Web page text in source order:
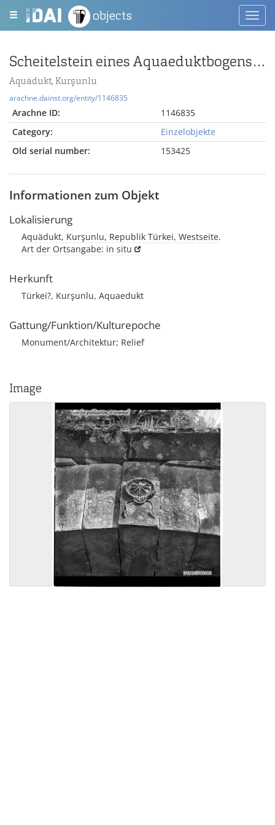
objects
Scheitelstein eines Aquaeduktbogens mit einem Kranz mit Kreuzmotiv
Aquädukt, Kurşunlu
arachne.dainst.org/entity/1146835
Arachne ID:
1146835
Category:
Einzelobjekte
Old serial number:
153425
Informationen zum Objekt
Lokalisierung
Aquädukt, Kurşunlu, Republik Türkei, Westseite.
Art der Ortsangabe: in situ
Herkunft
Türkei?, Kurşunlu, Aquaedukt
Gattung/Funktion/Kulturepoche
Monument/Architektur; Relief
Image